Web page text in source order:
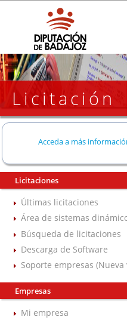
Licitación
Acceda a más
Licitaciones
Últimas licitaciones
Área de sistemas
Búsqueda de licitaciones
Descarga de Software
Soporte empresas (Nueva
Empresas
Mi empresa